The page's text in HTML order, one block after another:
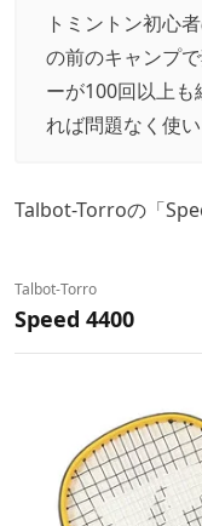
トミントン初心
の前のキャンプ
ーが100回以上
れば問題なく使
Talbot-Torroの「
Talbot-Torro
Speed 4400